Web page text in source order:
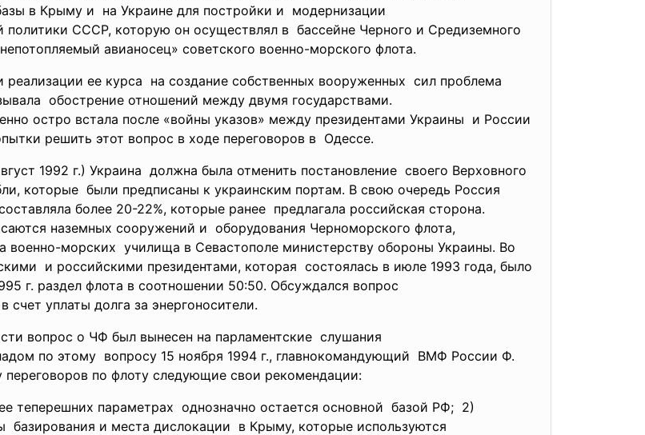
в Крыму и на Украине для постройки и модернизации
СССР, которую он осуществлял в бассейне Черного и Средиземного
авианосец» советского военно-морского флота.
ее курса на создание собственных вооруженных сил проблема
обострение отношений между двумя государствами.
остро встала после «войны указов» между президентами Украины и России
решить этот вопрос в ходе переговоров в Одессе.
1992 г.) Украина должна была отменить постановление своего Верховного
которые были предписаны к украинским портам. В свою очередь Россия
более 20-22%, которые ранее предлагала российская сторона.
наземных сооружений и оборудования Черноморского флота,
военно-морских училища в Севастополе министерству обороны Украины. Во
и российскими президентами, которая состоялась в июле 1993 года, было
г. раздел флота в соотношении 50:50. Обсуждался вопрос
уплаты долга за энергоносители.
вопрос о ЧФ был вынесен на парламентские слушания
по этому вопросу 15 ноября 1994 г., главнокомандующий ВМФ России Ф.
переговоров по флоту следующие свои рекомендации:
теперешних параметрах однозначно остается основной базой РФ; 2)
базирования и места дислокации в Крыму, которые используются